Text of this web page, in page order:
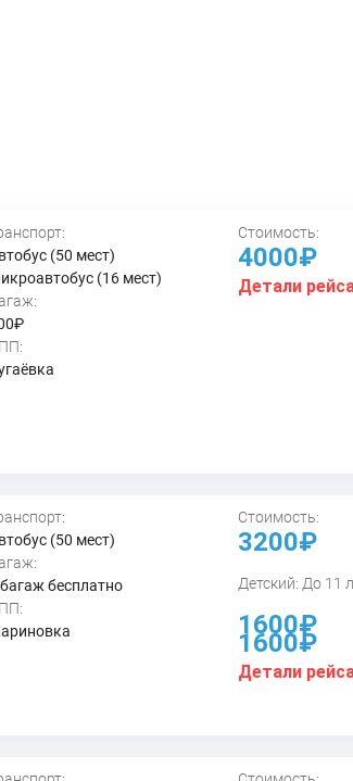
(50 мест)
(16 мест)
Стоимость:
4000₽
Детали
(50 мест)
бесплатно
Стоимость:
3200₽
Детский: До 11
1600₽
1600₽
Детали